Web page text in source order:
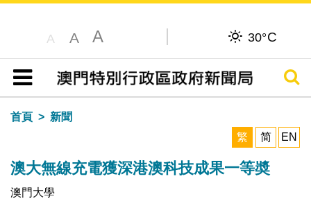
A A A 30°C
目錄
搜尋
首頁
新聞
繁
简 EN
澳大無線充電獲深港澳科技成果一等奬
澳門大學